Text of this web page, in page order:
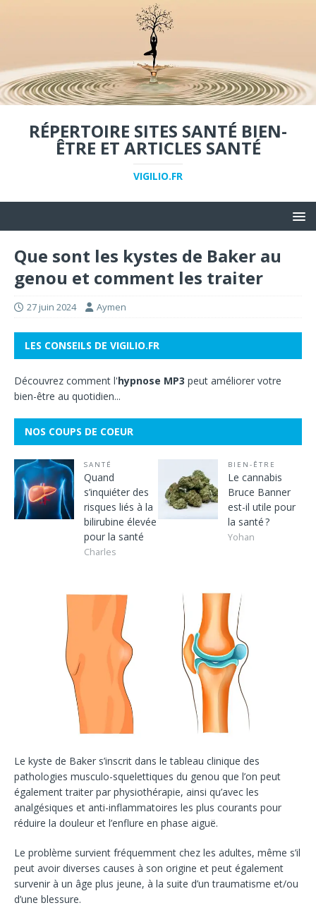
RÉPERTOIRE SITES SANTÉ BIEN-
ÊTRE ET ARTICLES SANTÉ
VIGILIO.FR
Que sont les kystes de Baker au
genou et comment les traiter
27 juin 2024 Aymen
LES CONSEILS DE VIGILIO.FR
Découvrez comment l'hypnose MP3 peut améliorer votre
bien-être au quotidien...
NOS COUPS DE COEUR
SANTÉ
Quand
s’inquiéter des
risques liés à la
bilirubine élevée
pour la santé
Charles
BIEN-ÊTRE
Le cannabis
Bruce Banner
est-il utile pour
la santé ?
Yohan
Le kyste de Baker s’inscrit dans le tableau clinique des
pathologies musculo-squelettiques du genou que l’on peut
également traiter par physiothérapie, ainsi qu’avec les
analgésiques et anti-inflammatoires les plus courants pour
réduire la douleur et l’enflure en phase aiguë.
Le problème survient fréquemment chez les adultes, même s’il
peut avoir diverses causes à son origine et peut également
survenir à un âge plus jeune, à la suite d’un traumatisme et/ou
d’une blessure.